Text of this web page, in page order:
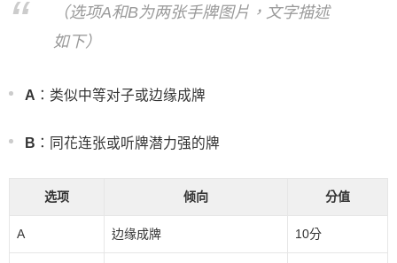
（选项A和B为两张手牌图片，文字描述
如下）
A ：类似中等对子或边缘成牌
B ：同花连张或听牌潜力强的牌
选项 倾向 分值
A 边缘成牌 10分